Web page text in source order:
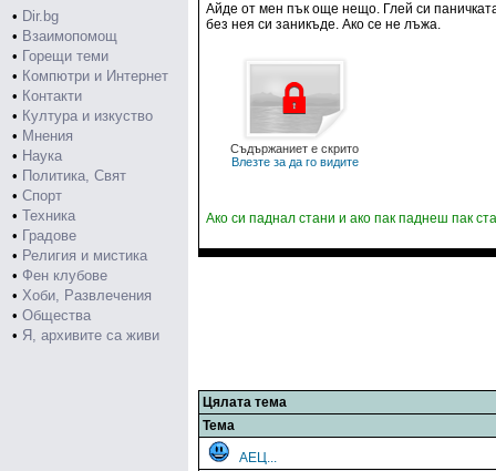
• Dir.bg
• Взаимопомощ
• Горещи теми
• Компютри и Интернет
• Контакти
• Култура и изкуство
• Мнения
• Наука
• Политика, Свят
• Спорт
• Техника
• Градове
• Религия и мистика
• Фен клубове
• Хоби, Развлечения
• Общества
• Я, архивите са живи
Айде от мен пък още нещо. Глей си
без нея си заникъде. Ако се не лъжа.
Съдържаниет е скрито
Влезте за да го видите
Ако си паднал стани и ако пак паднеш пак
Цялата тема
Тема
АЕЦ...